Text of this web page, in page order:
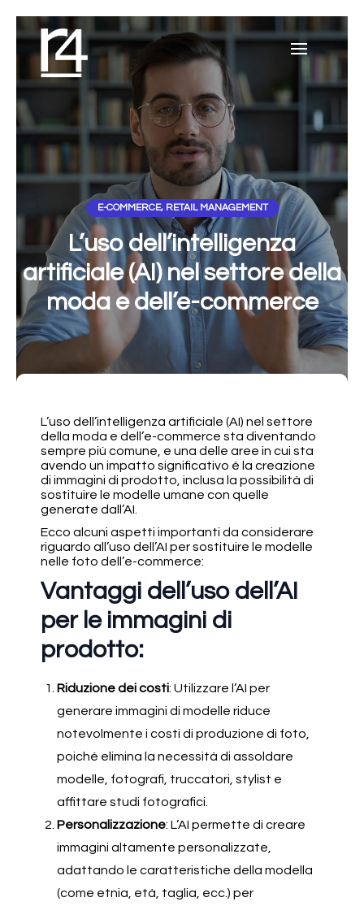
E-COMMERCE, RETAIL MANAGEMENT
L’uso dell’intelligenza
artificiale (AI) nel settore della
moda e dell’e-commerce
L’uso dell’intelligenza artificiale (AI) nel settore
della moda e dell’e-commerce sta diventando
sempre più comune, e una delle aree in cui sta
avendo un impatto significativo è la creazione
di immagini di prodotto, inclusa la possibilità di
sostituire le modelle umane con quelle
generate dall’AI.
Ecco alcuni aspetti importanti da considerare
riguardo all’uso dell’AI per sostituire le modelle
nelle foto dell’e-commerce:
Vantaggi dell’uso dell’AI
per le immagini di
prodotto:
Riduzione dei costi: Utilizzare l’AI per
generare immagini di modelle riduce
notevolmente i costi di produzione di foto,
poiché elimina la necessità di assoldare
modelle, fotografi, truccatori, stylist e
affittare studi fotografici.
Personalizzazione: L’AI permette di creare
immagini altamente personalizzate,
adattando le caratteristiche della modella
(come etnia, età, taglia, ecc.) per